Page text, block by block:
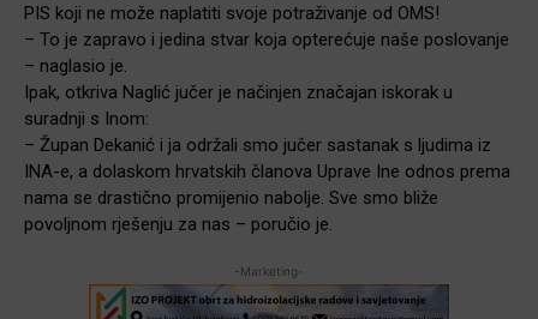
PIS koji ne može naplatiti svoje potraživanje od OMS!
– To je zapravo i jedina stvar koja opterećuje naše poslovanje
– naglasio je.
Ipak, otkriva Naglić jučer je načinjen značajan iskorak u
suradnji s Inom:
– Župan Dekanić i ja održali smo jučer sastanak s ljudima iz
INA-e, a dolaskom hrvatskih članova Uprave Ine odnos prema
nama se drastično promijenio nabolje. Sve smo bliže
povoljnom rješenju za nas – poručio je.
-Marketing-